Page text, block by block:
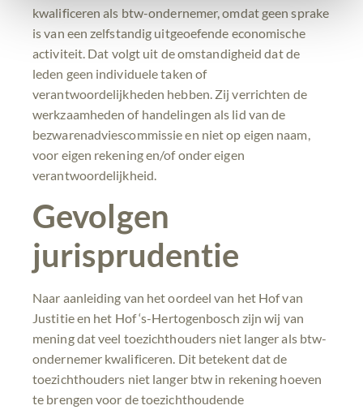
kwalificeren als btw-ondernemer, omdat geen sprake
is van een zelfstandig uitgeoefende economische
activiteit. Dat volgt uit de omstandigheid dat de
leden geen individuele taken of
verantwoordelijkheden hebben. Zij verrichten de
werkzaamheden of handelingen als lid van de
bezwarenadviescommissie en niet op eigen naam,
voor eigen rekening en/of onder eigen
verantwoordelijkheid.
Gevolgen
jurisprudentie
Naar aanleiding van het oordeel van het Hof van
Justitie en het Hof ‘s-Hertogenbosch zijn wij van
mening dat veel toezichthouders niet langer als btw-
ondernemer kwalificeren. Dit betekent dat de
toezichthouders niet langer btw in rekening hoeven
te brengen voor de toezichthoudende